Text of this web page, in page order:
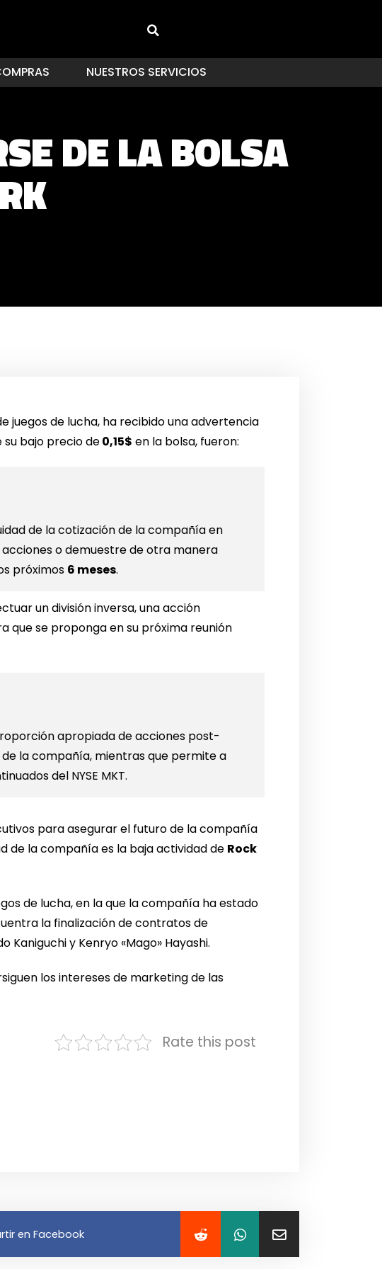
NUESTROS SERVICIOS
DE LA BOLSA
juegos de lucha, ha recibido una advertencia
su bajo precio de0,15$ en la bolsa, fueron:
de la cotización de la compañía en
o demuestre de otra manera
próximos 6 meses.
un división inversa, una acción
que se proponga en su próxima reunión
apropiada de acciones post-
la compañía, mientras que permite a
del NYSE MKT.
para asegurar el futuro de la compañía
de la compañía es la baja actividad de Rock
de lucha, en la que la compañía ha estado
la finalización de contratos de
Kaniguchi y Kenryo «Mago» Hayashi.
los intereses de marketing de las
Rate this post
en Facebook